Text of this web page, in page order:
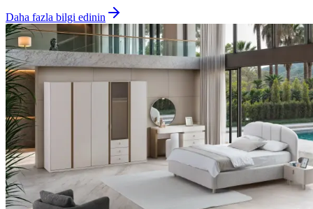
Daha fazla bilgi edinin